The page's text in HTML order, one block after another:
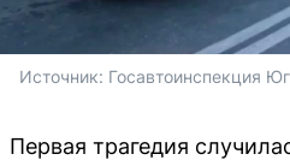
Источник: Госавтоинспекция
Первая трагедия